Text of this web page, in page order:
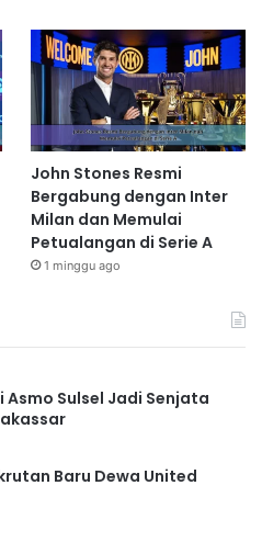
John Stones Resmi
Bergabung dengan Inter
Milan dan Memulai
Petualangan di Serie A
1 minggu ago
Sulsel Jadi Senjata
Baru Dewa United